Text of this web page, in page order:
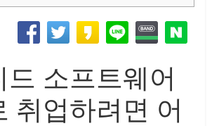
드 소프트웨어
취업하려면 어